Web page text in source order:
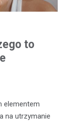
to
elementem
na utrzymanie